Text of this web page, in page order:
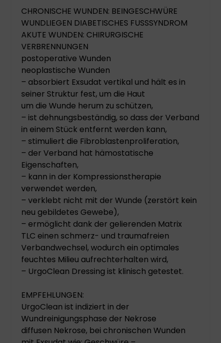
CHRONISCHE WUNDEN: BEINGESCHWÜRE
WUNDLIEGEN DIABETISCHES FUSSSYNDROM
AKUTE WUNDEN: CHIRURGISCHE
VERBRENNUNGEN
postoperative Wunden
neoplastische Wunden
– absorbiert Exsudat vertikal und hält es in
seiner Struktur fest, um die Haut
um die Wunde herum zu schützen,
– ist dehnungsbeständig, so dass der Verband
in einem Stück entfernt werden kann,
– stimuliert die Fibroblastenproliferation,
– der Verband hat hämostatische
Eigenschaften,
– kann in der Kompressionstherapie
verwendet werden,
– verklebt nicht mit der Wunde (zerstört kein
neu gebildetes Gewebe),
– ermöglicht dank der gelierenden Matrix
TLC einen schmerz- und traumafreien
Verbandwechsel, wodurch ein optimales
feuchtes Milieu aufrechterhalten wird,
– UrgoClean Dressing ist klinisch getestet.
EMPFEHLUNGEN:
UrgoClean ist indiziert in der
Wundreinigungsphase der Nekrose
diffusen Nekrose, bei chronischen Wunden